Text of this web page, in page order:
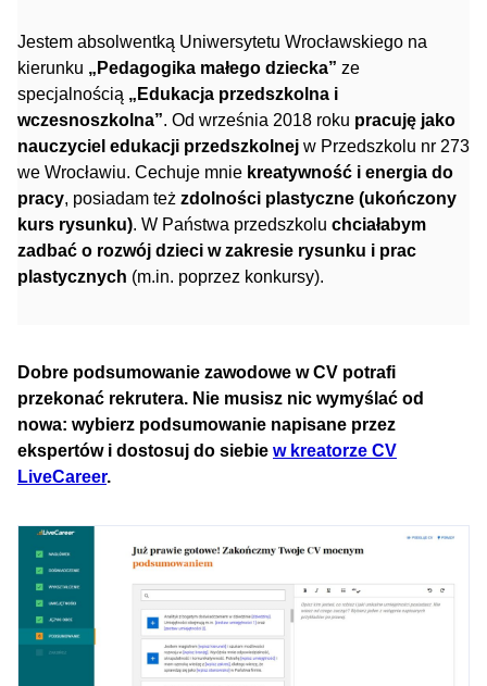
Jestem absolwentką Uniwersytetu Wrocławskiego na
kierunku „Pedagogika małego dziecka” ze
specjalnością „Edukacja przedszkolna i
wczesnoszkolna”. Od września 2018 roku pracuję jako
nauczyciel edukacji przedszkolnej w Przedszkolu nr 273
we Wrocławiu. Cechuje mnie kreatywność i energia do
pracy, posiadam też zdolności plastyczne (ukończony
kurs rysunku). W Państwa przedszkolu chciałabym
zadbać o rozwój dzieci w zakresie rysunku i prac
plastycznych (m.in. poprzez konkursy).
Dobre podsumowanie zawodowe w CV potrafi
przekonać rekrutera. Nie musisz nic wymyślać od
nowa: wybierz podsumowanie napisane przez
ekspertów i dostosuj do siebie w kreatorze CV
LiveCareer.